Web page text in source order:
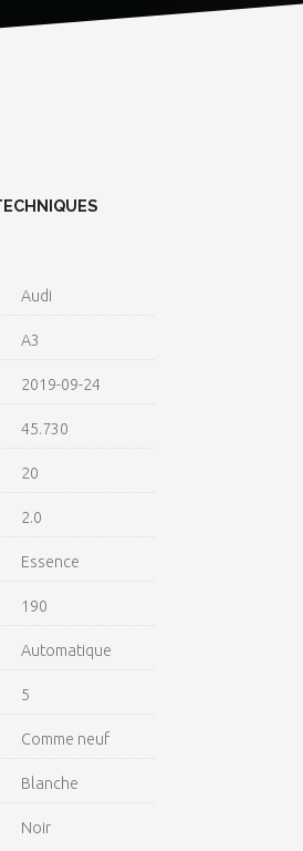
Audi
A3
2019-09-24
45.730
20
2.0
Essence
190
Automatique
5
Comme neuf
Blanche
Noir